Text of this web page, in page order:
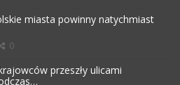
miasta powinny natychmiast
0
przeszły ulicami